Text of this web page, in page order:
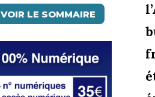
VOIR LE SOMMAIRE